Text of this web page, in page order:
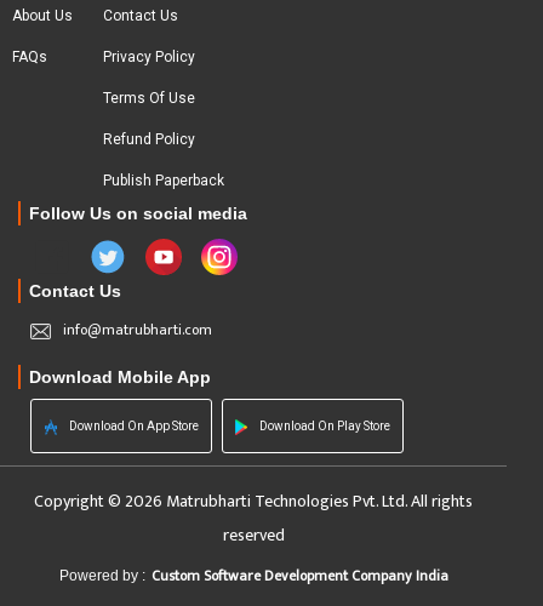
About Us
FAQs
Contact Us
Privacy Policy
Terms Of Use
Refund Policy
Publish Paperback
Follow Us on social media
Contact Us
info@matrubharti.com
Download Mobile App
Download On App Store Download On Play Store
Copyright © 2026 Matrubharti Technologies Pvt. Ltd. All rights
reserved
Powered by : Custom Software Development Company India